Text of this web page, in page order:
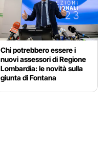
Chi potrebbero essere i
nuovi assessori di Regione
Lombardia: le novità sulla
giunta di Fontana